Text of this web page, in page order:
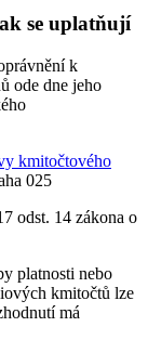
se uplatňují
k
ode dne jeho
kmitočtového
025
odst. 14 zákona o
platnosti nebo
kmitočtů lze
má